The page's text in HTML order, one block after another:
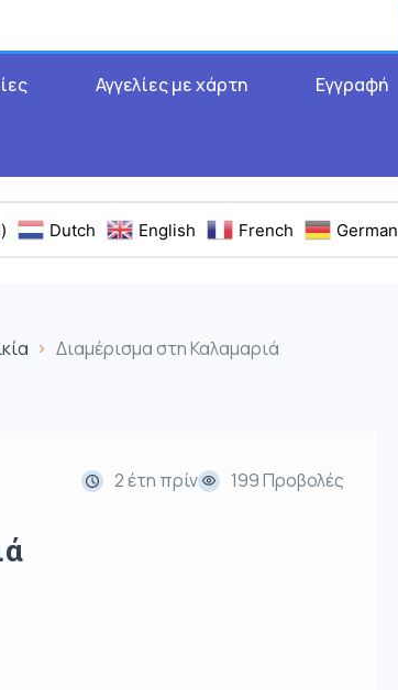
Αγγελίες με χάρτη Εγγραφή
Dutch English French German
Διαμέρισμα στη Καλαμαριά
2 έτη πρίν 199 Προβολές